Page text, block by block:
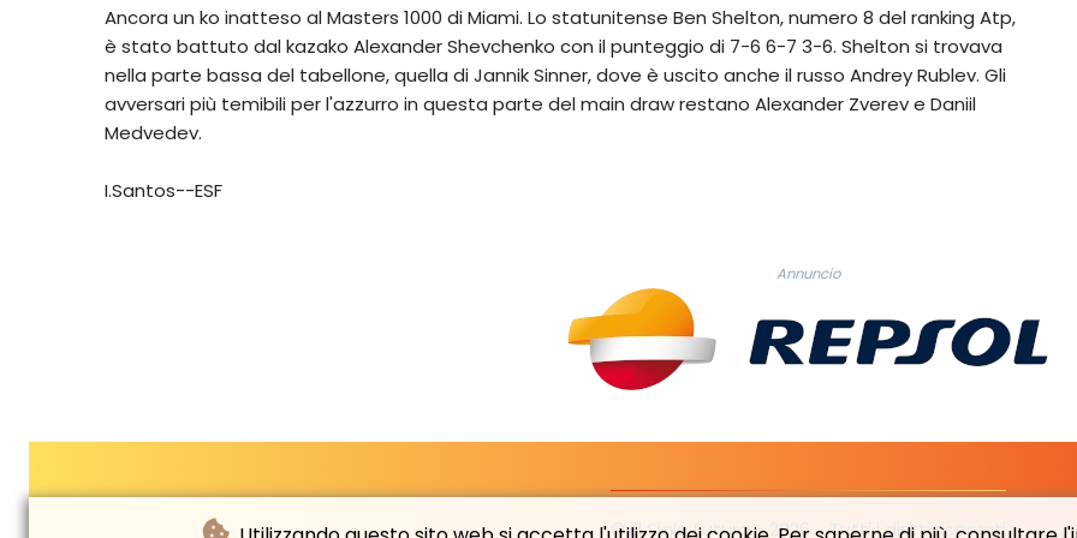
Ancora un ko inatteso al Masters 1000 di Miami. Lo statunitense Ben Shelton, numero 8 del ranking Atp,
è stato battuto dal kazako Alexander Shevchenko con il punteggio di 7-6 6-7 3-6. Shelton si trovava
nella parte bassa del tabellone, quella di Jannik Sinner, dove è uscito anche il russo Andrey Rublev. Gli
avversari più temibili per l'azzurro in questa parte del main draw restano Alexander Zverev e Daniil
Medvedev.
I.Santos--ESF
Annuncio
© El Siglo Futuro - 2026 - Tutti i diritti riservati